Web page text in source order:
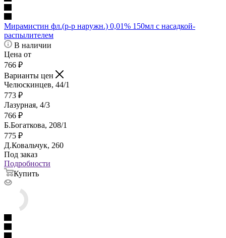
Мирамистин фл.(р-р наружн.) 0,01% 150мл с насадкой-
распылителем
В наличии
Цена от
766 ₽
Варианты цен
Челюскинцев, 44/1
773 ₽
Лазурная, 4/3
766 ₽
Б.Богаткова, 208/1
775 ₽
Д.Ковальчук, 260
Под заказ
Подробности
Купить